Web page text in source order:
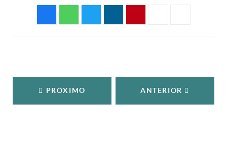
PRÓXIMO ANTERIOR